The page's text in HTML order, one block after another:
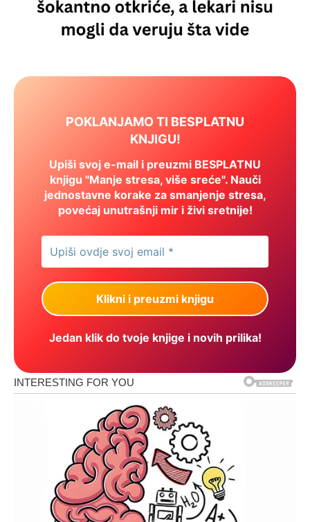
POKLANJAMO TI BESPLATNU
KNJIGU!
Upiši svoj e-mail i preuzmi BESPLATNU
knjigu "Manje stresa, više sreće". Nauči
jednostavne korake za smanjenje stresa,
povećaj unutrašnji mir i živi sretnije!
Jedan klik do tvoje knjige i novih prilika!